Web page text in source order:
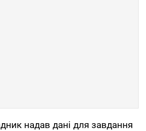
надав дані для завдання